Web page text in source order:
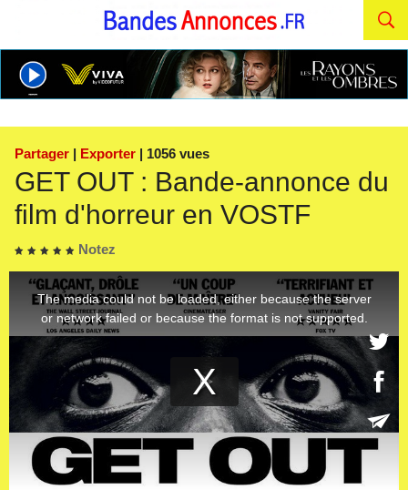
Partager | Exporter | 1056 vues
GET OUT : Bande-annonce du
film d'horreur en VOSTF
Notez